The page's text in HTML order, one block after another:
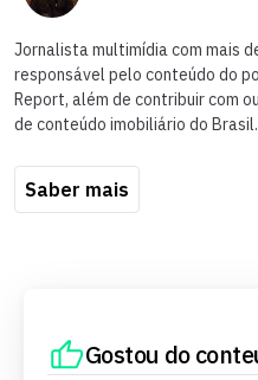
Jornalista multimídia com mais
responsável pelo conteúdo do
Report, além de contribuir com
de conteúdo imobiliário do Brasil.
Saber mais
Gostou do